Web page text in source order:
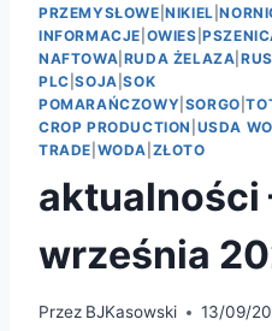
PRZEMYSŁOWE |NIKIEL |
INFORMACJE OWIES |
NAFTOWA RUDA ŻELAZA
PLC |SOJA |SOK
POMARAŃCZOWY SORGO |
CROP PRODUCTION USDA
TRADE WODA ZŁOTO
aktualności
września
Przez BJKasowski 13/09/